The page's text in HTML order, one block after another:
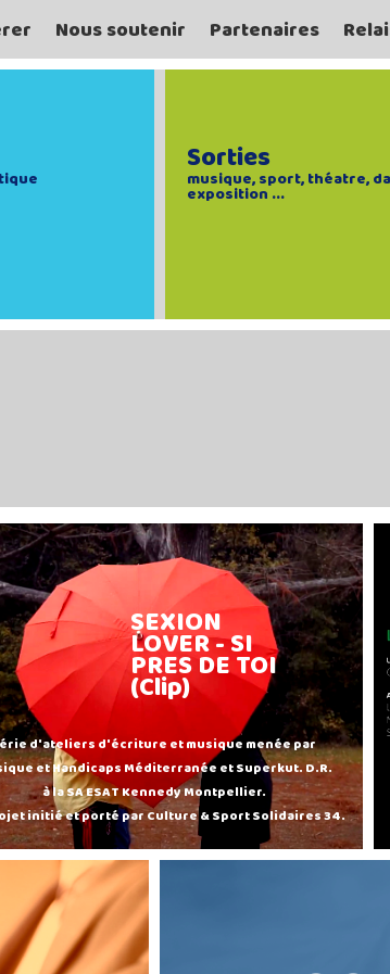
Nous soutenir Partenaires
Sorties
musique, sport, théatre,
exposition ...
SEXION
LOVER - SI
PRES DE TOI
(Clip)
d'ateliers d'écriture et musique menée par
et Handicaps Méditerranée et Superkut. D.R.
à la SA ESAT Kennedy Montpellier.
initié et porté par Culture & Sport Solidaires 34.